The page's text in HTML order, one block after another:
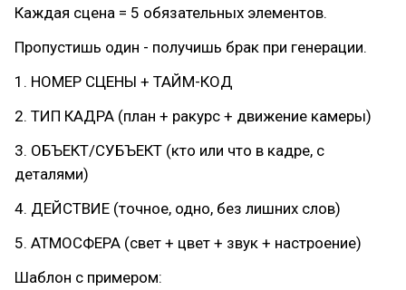
Каждая сцена = 5 обязательных элементов.
Пропустишь один - получишь брак при генерации.
1. НОМЕР СЦЕНЫ + ТАЙМ-КОД
2. ТИП КАДРА (план + ракурс + движение камеры)
3. ОБЪЕКТ/СУБЪЕКТ (кто или что в кадре, с
деталями)
4. ДЕЙСТВИЕ (точное, одно, без лишних слов)
5. АТМОСФЕРА (свет + цвет + звук + настроение)
Шаблон с примером: